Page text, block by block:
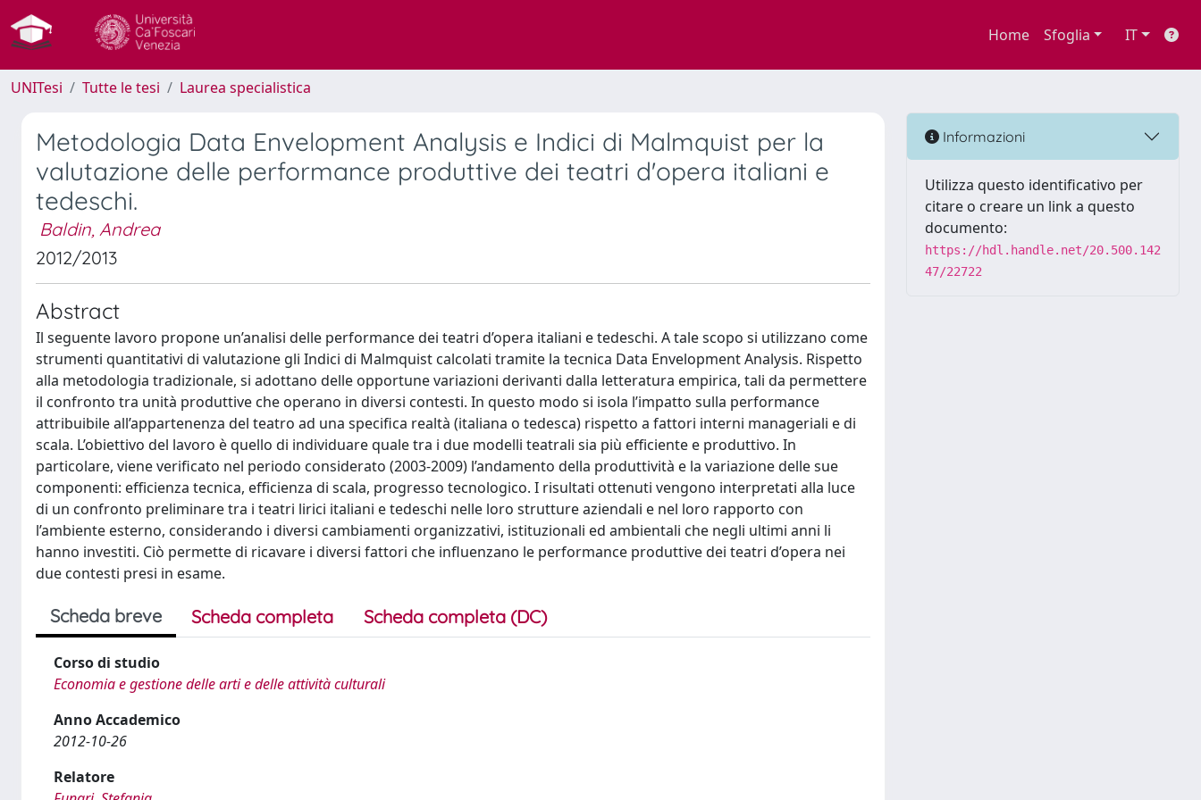
Home Sfoglia IT
UNITesi Tutte le tesi Laurea specialistica
Metodologia Data Envelopment Analysis e Indici di Malmquist per la
valutazione delle performance produttive dei teatri d'opera italiani e
tedeschi.
Baldin, Andrea
2012/2013
Abstract
Il seguente lavoro propone un’analisi delle performance dei teatri d’opera italiani e tedeschi. A tale scopo si utilizzano come
strumenti quantitativi di valutazione gli Indici di Malmquist calcolati tramite la tecnica Data Envelopment Analysis. Rispetto
alla metodologia tradizionale, si adottano delle opportune variazioni derivanti dalla letteratura empirica, tali da permettere
il confronto tra unità produttive che operano in diversi contesti. In questo modo si isola l’impatto sulla performance
attribuibile all’appartenenza del teatro ad una specifica realtà (italiana o tedesca) rispetto a fattori interni manageriali e di
scala. L’obiettivo del lavoro è quello di individuare quale tra i due modelli teatrali sia più efficiente e produttivo. In
particolare, viene verificato nel periodo considerato (2003-2009) l’andamento della produttività e la variazione delle sue
componenti: efficienza tecnica, efficienza di scala, progresso tecnologico. I risultati ottenuti vengono interpretati alla luce
di un confronto preliminare tra i teatri lirici italiani e tedeschi nelle loro strutture aziendali e nel loro rapporto con
l’ambiente esterno, considerando i diversi cambiamenti organizzativi, istituzionali ed ambientali che negli ultimi anni li
hanno investiti. Ciò permette di ricavare i diversi fattori che influenzano le performance produttive dei teatri d’opera nei
due contesti presi in esame.
Scheda breve Scheda completa Scheda completa (DC)
Corso di studio
Economia e gestione delle arti e delle attività culturali
Anno Accademico
2012-10-26
Relatore
Informazioni
Utilizza questo identificativo per
citare o creare un link a questo
documento:
https://hdl.handle.net/20.500.142
47/22722